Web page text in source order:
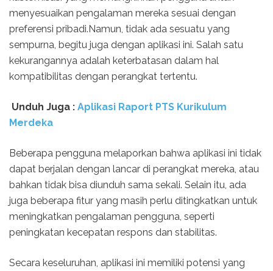
menyesuaikan pengalaman mereka sesuai dengan
preferensi pribadi.Namun, tidak ada sesuatu yang
sempurna, begitu juga dengan aplikasi ini. Salah satu
kekurangannya adalah keterbatasan dalam hal
kompatibilitas dengan perangkat tertentu.
Unduh Juga : Aplikasi Raport PTS Kurikulum
Merdeka
Beberapa pengguna melaporkan bahwa aplikasi ini tidak
dapat berjalan dengan lancar di perangkat mereka, atau
bahkan tidak bisa diunduh sama sekali. Selain itu, ada
juga beberapa fitur yang masih perlu ditingkatkan untuk
meningkatkan pengalaman pengguna, seperti
peningkatan kecepatan respons dan stabilitas.
Secara keseluruhan, aplikasi ini memiliki potensi yang